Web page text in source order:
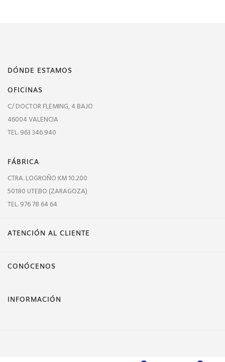
DÓNDE ESTAMOS
OFICINAS
C/ DOCTOR FLEMING, 4 BAJO
46004 VALENCIA
TEL. 963 346 940
FÁBRICA
CTRA. LOGROÑO KM 10.200
50180 UTEBO (ZARAGOZA)
TEL. 976 78 64 64
ATENCIÓN AL CLIENTE
CONÓCENOS
INFORMACIÓN